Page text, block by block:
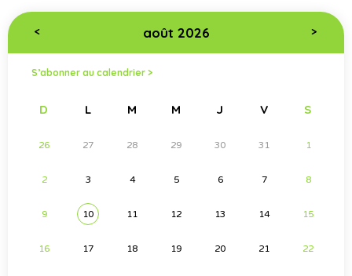
< août 2026 >
S’abonner au calendrier >
D L M M J V S
26 27 28 29 30 31 1
2 3 4 5 6 7 8
9 10 11 12 13 14 15
16 17 18 19 20 21 22